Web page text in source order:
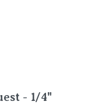
- 1/4"